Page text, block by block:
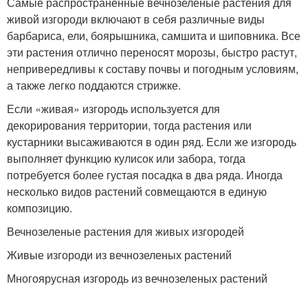
живой изгороди включают в себя различные виды
барбариса, ели, боярышника, самшита и шиповника. Все
эти растения отлично переносят морозы, быстро растут,
непривередливы к составу почвы и погодным условиям,
а также легко поддаются стрижке.
Если «живая» изгородь используется для
декорирования территории, тогда растения или
кустарники высаживаются в один ряд. Если же изгородь
выполняет функцию кулисок или забора, тогда
потребуется более густая посадка в два ряда. Иногда
несколько видов растений совмещаются в единую
композицию.
Вечнозеленые растения для живых изгородей
Живые изгороди из вечнозеленых растений
Многоярусная изгородь из вечнозеленых растений